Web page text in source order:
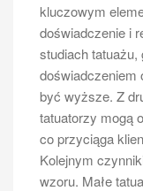
kluczowym
doświadczenie i
studiach tatuażu,
doświadczeniem
być wyższe. Z
tatuatorzy mogą
co przyciąga
Kolejnym
wzoru. Małe